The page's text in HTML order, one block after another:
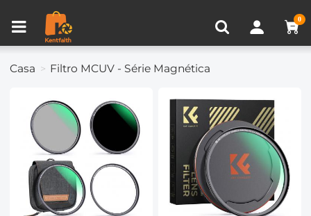
0
Comparar produtos (0)
Casa Filtro MCUV - Série Magnética